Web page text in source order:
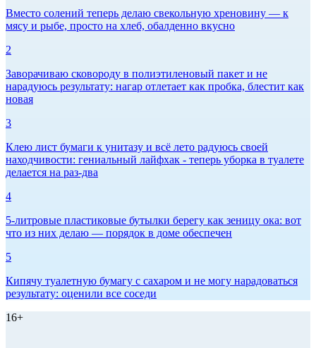
Вместо солений теперь делаю свекольную хреновину — к
мясу и рыбе, просто на хлеб, обалденно вкусно
2
Заворачиваю сковороду в полиэтиленовый пакет и не
нарадуюсь результату: нагар отлетает как пробка, блестит как
новая
3
Клею лист бумаги к унитазу и всё лето радуюсь своей
находчивости: гениальный лайфхак - теперь уборка в туалете
делается на раз-два
4
5-литровые пластиковые бутылки берегу как зеницу ока: вот
что из них делаю — порядок в доме обеспечен
5
Кипячу туалетную бумагу с сахаром и не могу нарадоваться
результату: оценили все соседи
16+